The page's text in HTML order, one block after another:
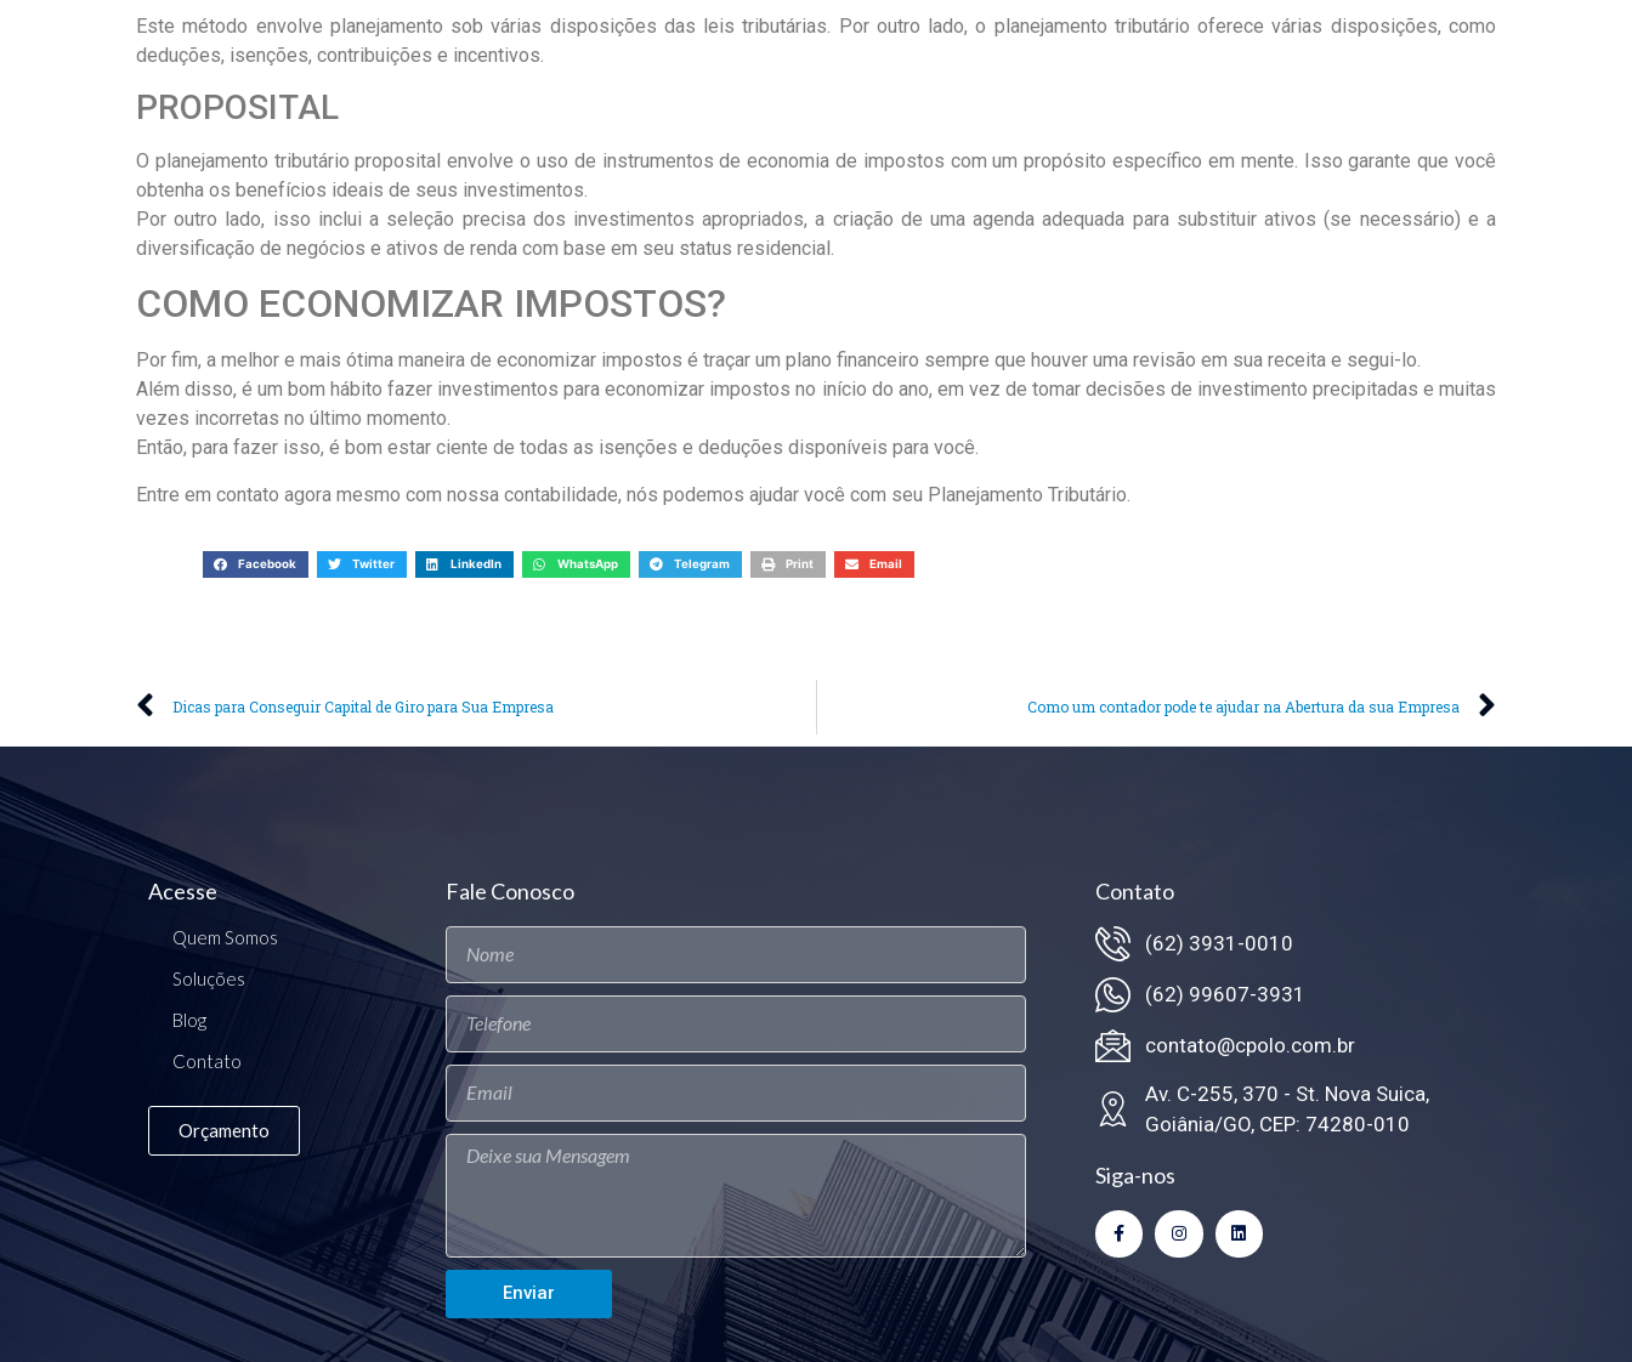
Este método envolve planejamento sob várias disposições das leis tributárias. Por outro lado, o planejamento tributário oferece várias disposições, como
deduções, isenções, contribuições e incentivos.
PROPOSITAL
O planejamento tributário proposital envolve o uso de instrumentos de economia de impostos com um propósito específico em mente. Isso garante que você
obtenha os benefícios ideais de seus investimentos.
Por outro lado, isso inclui a seleção precisa dos investimentos apropriados, a criação de uma agenda adequada para substituir ativos (se necessário) e a
diversificação de negócios e ativos de renda com base em seu status residencial.
COMO ECONOMIZAR IMPOSTOS?
Por fim, a melhor e mais ótima maneira de economizar impostos é traçar um plano financeiro sempre que houver uma revisão em sua receita e segui-lo.
Além disso, é um bom hábito fazer investimentos para economizar impostos no início do ano, em vez de tomar decisões de investimento precipitadas e muitas
vezes incorretas no último momento.
Então, para fazer isso, é bom estar ciente de todas as isenções e deduções disponíveis para você.
Entre em contato agora mesmo com nossa contabilidade, nós podemos ajudar você com seu Planejamento Tributário.
Facebook Twitter LinkedIn WhatsApp Telegram Print Email
Dicas para Conseguir Capital de Giro para Sua Empresa Como um contador pode te ajudar na Abertura da sua Empresa
Acesse
Quem Somos
Soluções
Blog
Contato
Orçamento
Fale Conosco
Enviar
Contato
(62) 3931-0010
(62) 99607-3931
contato@cpolo.com.br
Av. C-255, 370 - St. Nova Suica,
Goiânia/GO, CEP: 74280-010
Siga-nos